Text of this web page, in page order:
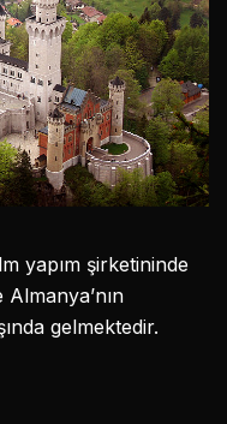
yapım şirketininde
Almanya’nın
gelmektedir.